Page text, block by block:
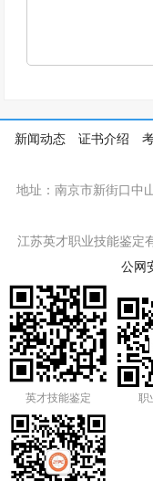
新闻动态 证书介绍
地址：南京市新街口中
江苏英才职业技能鉴定
公网
英才技能鉴定 职